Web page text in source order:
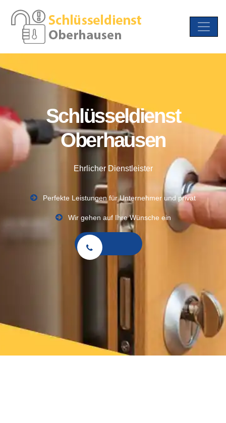
Schlüsseldienst
Oberhausen
Ehrlicher Dienstleister
Perfekte Leistungen für Unternehmer und privat
Wir gehen auf Ihre Wünsche ein